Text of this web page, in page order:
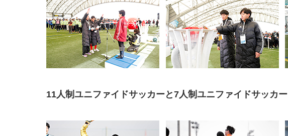
11人制ユニファイドサッカーと7人制ユニファイドサッカー